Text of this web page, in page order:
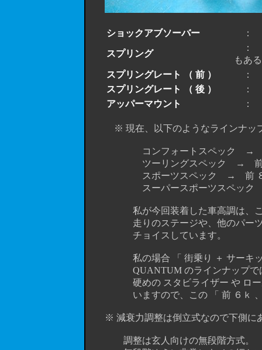
ショックアブソーバー ：
スプリング
：
もあ
スプリングレート （ 前 ）
：
スプリングレート （ 後 ）
：
アッパーマウント
：
※ 現在、以下のようなラインナッ
コンフォートスペック → 前
ツーリングスペック → 前 ６
スポーツスペック → 前 ８ｋ
スーパースポーツスペック →
私が今回装着した車高調は、この
走りのステージや、他のパーツと
チョイスしています。
私の場合 「 街乗り ＋ サーキット
QUANTUM のラインナップでは前
硬めの スタビライザー や ロールセ
いますので、この 「 前 ６ｋ 、後
※ 減衰力調整は倒立式なので下側に
調整は玄人向けの無段階方式。